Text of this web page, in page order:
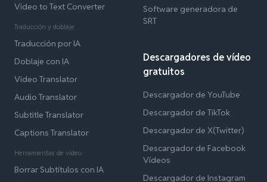
Video to Text Converter
Traducción y doblaje
Traducción por IA
Doblaje con IA
Video Translator
Audio Translator
Subtitle Translator
Captions Translator
Herramientas de vídeo
Borrar Subtítulos con IA
Software generadora de
SRT
Descargadores de vídeo
gratuitos
Descargador de YouTube
Descargador de TikTok
Descargador de X(Twitter)
Descargador de Facebook
Vídeos
Descargador de Instagram